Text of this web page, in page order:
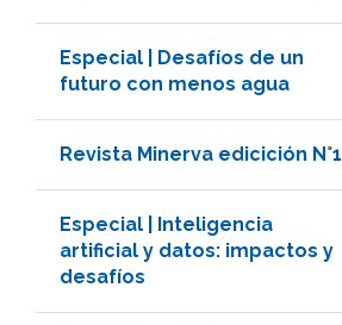
Especial | Desafíos de un
futuro con menos agua
Revista Minerva edicición N°1
Especial | Inteligencia
artificial y datos: impactos y
desafíos